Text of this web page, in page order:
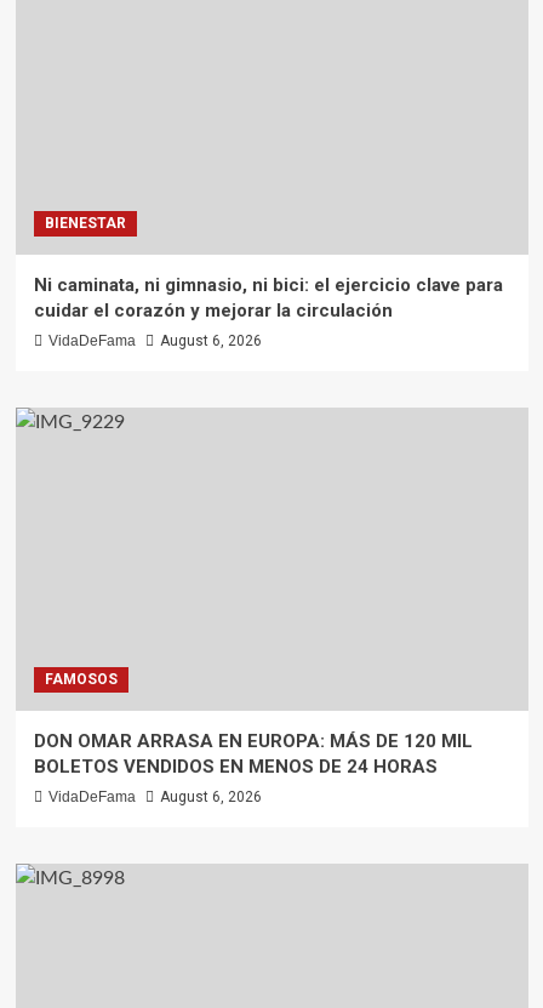
BIENESTAR
Ni caminata, ni gimnasio, ni bici: el ejercicio clave para
cuidar el corazón y mejorar la circulación
VidaDeFama August 6, 2026
FAMOSOS
DON OMAR ARRASA EN EUROPA: MÁS DE 120 MIL
BOLETOS VENDIDOS EN MENOS DE 24 HORAS
VidaDeFama August 6, 2026